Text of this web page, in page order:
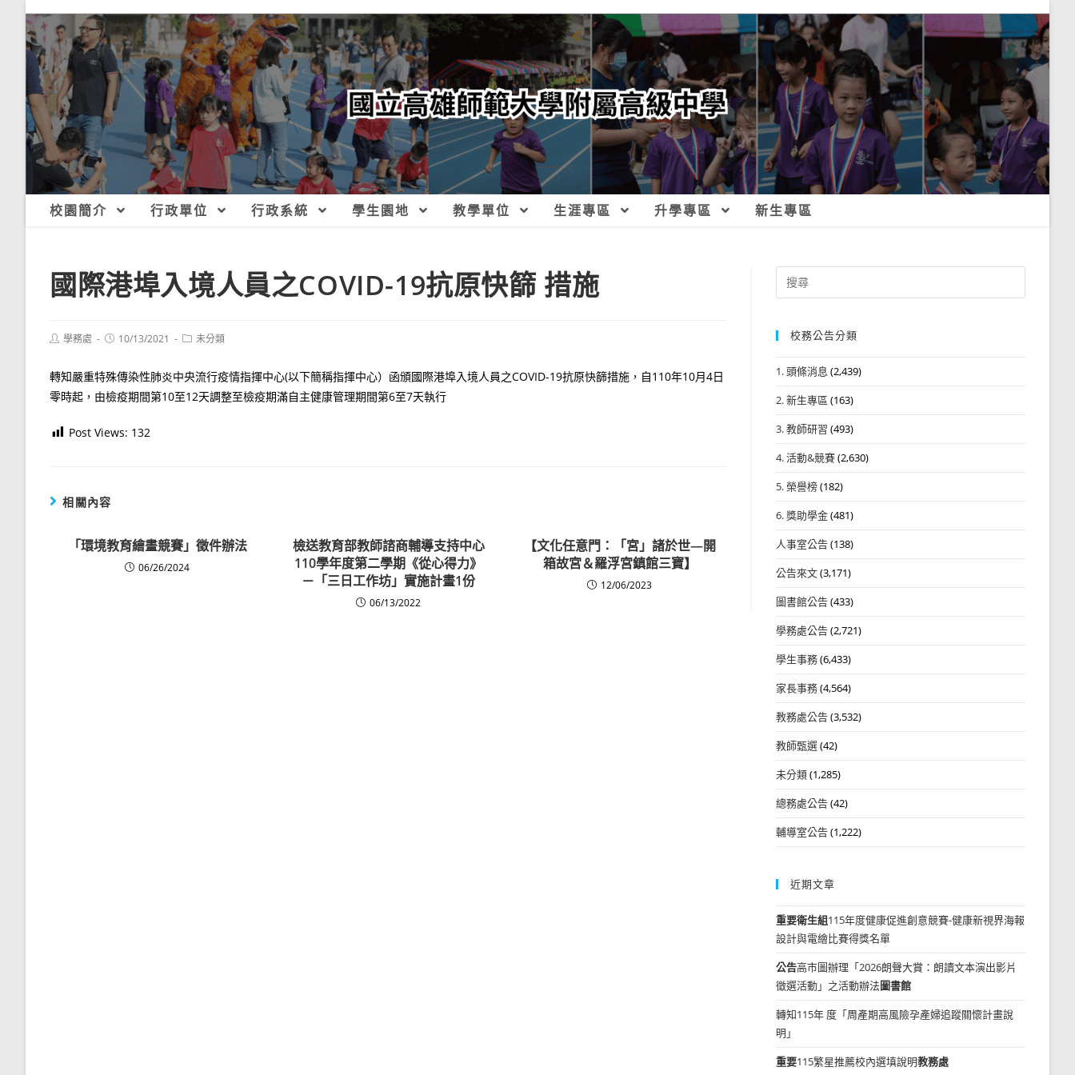
校園簡介 行政單位 行政系統 學生園地 教學單位 生涯專區 升學專區 新生專區
國際港埠入境人員之COVID-19抗原快篩 措施
Post學務處
Post10/13/2021
Post未分類
轉知嚴重特殊傳染性肺炎中央流行疫情指揮中心(以下簡稱指揮中心）函頒國際港埠入境人員之COVID-19抗原快篩措施，自110年10月4日
零時起，由檢疫期間第10至12天調整至檢疫期滿自主健康管理期間第6至7天執行
Post Views: 132
相關內容
「環境教育繪畫競賽」徵件辦法
06/26/2024
檢送教育部教師諮商輔導支持中心
110學年度第二學期《從心得力》
－「三日工作坊」實施計畫1份
06/13/2022
【文化任意門：「宮」諸於世—開
箱故宮＆羅浮宮鎮館三寶】
12/06/2023
Search
for:
校務公告分類
1. 頭條消息 (2,439)
2. 新生專區 (163)
3. 教師研習 (493)
4. 活動&競賽(2,630)
5. 榮譽榜(182)
6. 獎助學金(481)
人事室公告(138)
公告來文(3,171)
圖書館公告(433)
學務處公告(2,721)
學生事務(6,433)
家長事務(4,564)
教務處公告(3,532)
教師甄選(42)
未分類(1,285)
總務處公告(42)
輔導室公告(1,222)
近期文章
重要衛生組115年度健康促進創意競賽-健康新視界海報
設計與電繪比賽得獎名單
公告高市圖辦理「2026朗聲大賞：朗讀文本演出影片
徵選活動」之活動辦法圖書館
轉知115年 度「周產期高風險孕產婦追蹤關懷計畫說
明」
重要115繁星推薦校內選填說明教務處